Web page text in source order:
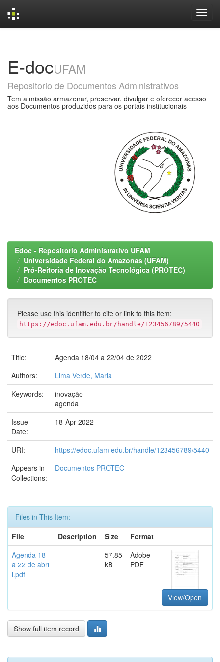
E-docUFAM
Repositorio de Documentos Administrativos
Tem a missão armazenar, preservar, divulgar e oferecer acesso
aos Documentos produzidos para os portais institucionais
Edoc - Repositorio Administrativo UFAM
Universidade Federal do Amazonas (UFAM)
Pró-Reitoria de Inovação Tecnológica (PROTEC)
Documentos PROTEC
Please use this identifier to cite or link to this item:
https://edoc.ufam.edu.br/handle/123456789/5440
Title:
Agenda 18/04 a 22/04 de 2022
Authors:
Lima Verde, Maria
Keywords:
inovação
agenda
Issue
Date:
18-Apr-2022
URI:
https://edoc.ufam.edu.br/handle/123456789/5440
Appears in
Collections:
Documentos PROTEC
Files in This Item:
File
Description Size
Format
Agenda 18
a 22 de abri
l.pdf
57.85
kB
Adobe
PDF
View/Open
Show full item record